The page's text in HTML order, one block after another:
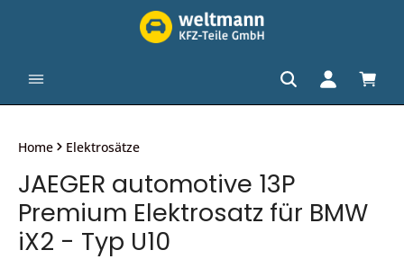
Home Elektrosätze
JAEGER automotive 13P
Premium Elektrosatz für BMW
iX2 - Typ U10